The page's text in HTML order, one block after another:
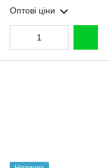
камери)
Оптові ціни